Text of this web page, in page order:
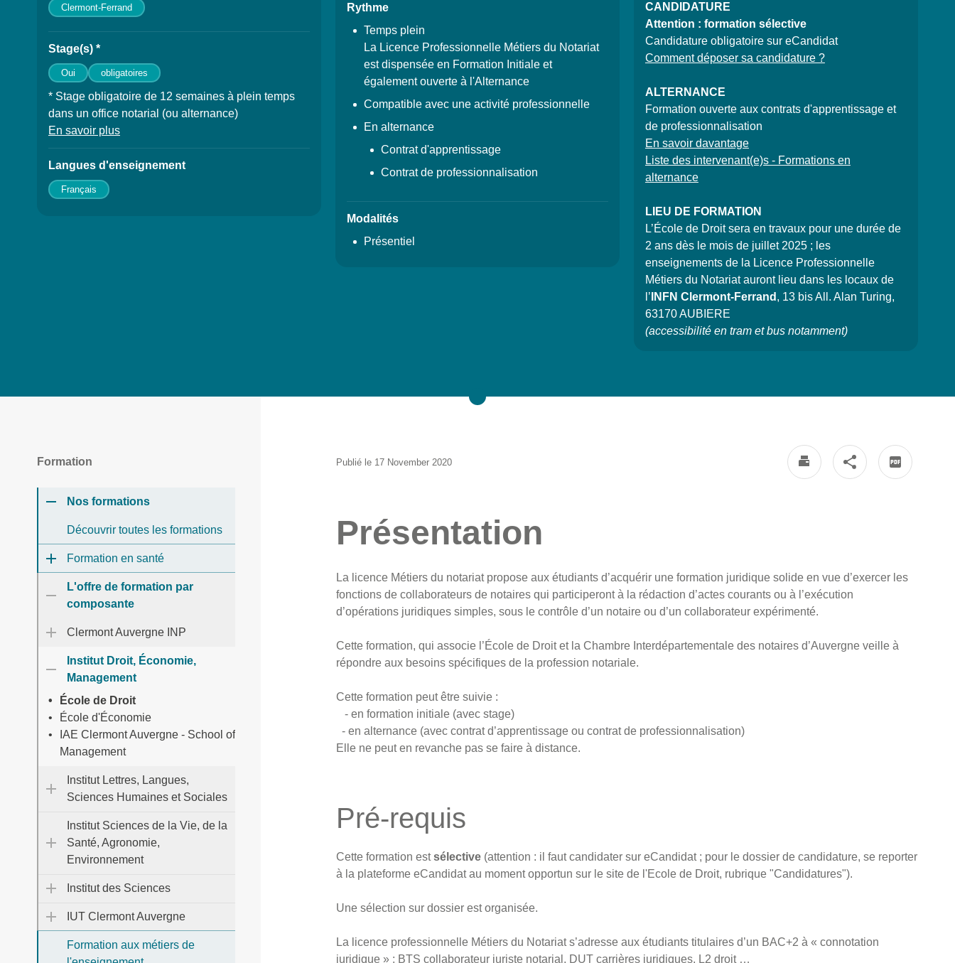
Clermont-Ferrand
Stage(s) *
Oui obligatoires
* Stage obligatoire de 12 semaines à plein temps
dans un office notarial (ou alternance)
En savoir plus
Langues d'enseignement
Français
Rythme
Temps plein
La Licence Professionnelle Métiers du Notariat
est dispensée en Formation Initiale et
également ouverte à l'Alternance
Compatible avec une activité professionnelle
En alternance
Contrat d'apprentissage
Contrat de professionnalisation
Modalités
Présentiel
CANDIDATURE
Attention : formation sélective
Candidature obligatoire sur eCandidat
Comment déposer sa candidature ?
ALTERNANCE
Formation ouverte aux contrats d'apprentissage et
de professionnalisation
En savoir davantage
Liste des intervenant(e)s - Formations en
alternance
LIEU DE FORMATION
L’École de Droit sera en travaux pour une durée de
2 ans dès le mois de juillet 2025 ; les
enseignements de la Licence Professionnelle
Métiers du Notariat auront lieu dans les locaux de
l’ INFN Clermont-Ferrand , 13 bis All. Alan Turing,
63170 AUBIERE
(accessibilité en tram et bus notamment)
Publié le 17 November 2020
Présentation
La licence Métiers du notariat propose aux étudiants d’acquérir une formation juridique solide en vue d’exercer les
fonctions de collaborateurs de notaires qui participeront à la rédaction d’actes courants ou à l’exécution
d’opérations juridiques simples, sous le contrôle d’un notaire ou d’un collaborateur expérimenté.
Cette formation, qui associe l’École de Droit et la Chambre Interdépartementale des notaires d’Auvergne veille à
répondre aux besoins spécifiques de la profession notariale.
Cette formation peut être suivie :
- en formation initiale (avec stage)
- en alternance (avec contrat d’apprentissage ou contrat de professionnalisation)
Elle ne peut en revanche pas se faire à distance.
Pré-requis
Cette formation estsélective (attention : il faut candidater sur eCandidat ; pour le dossier de candidature, se reporter
à la plateforme eCandidat au moment opportun sur le site de l'Ecole de Droit, rubrique "Candidatures").
Une sélection sur dossier est organisée.
La licence professionnelle Métiers du Notariat s’adresse aux étudiants titulaires d’un BAC+2 à « connotation
juridique » : BTS collaborateur juriste notarial, DUT carrières juridiques, L2 droit …
Formation
Nos formations
Découvrir toutes les formations
Formation en santé
L'offre de formation par
composante
Clermont Auvergne INP
Institut Droit, Économie,
Management
École de Droit
École d'Économie
IAE Clermont Auvergne - School of
Management
Institut Lettres, Langues,
Sciences Humaines et Sociales
Institut Sciences de la Vie, de la
Santé, Agronomie,
Environnement
Institut des Sciences
IUT Clermont Auvergne
Formation aux métiers de